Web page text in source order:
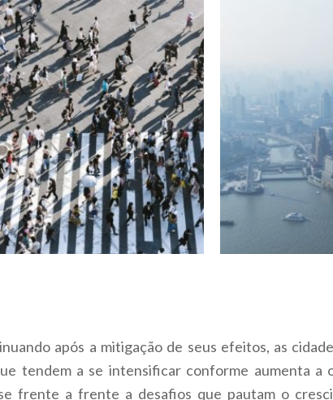
após a mitigação de seus efeitos, as
tendem a se intensificar conforme aumenta a
frente a frente a desafios que pautam o